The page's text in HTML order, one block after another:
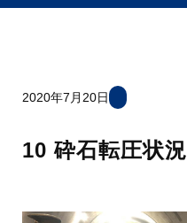
2020年7月20日
10 砕石転圧状況